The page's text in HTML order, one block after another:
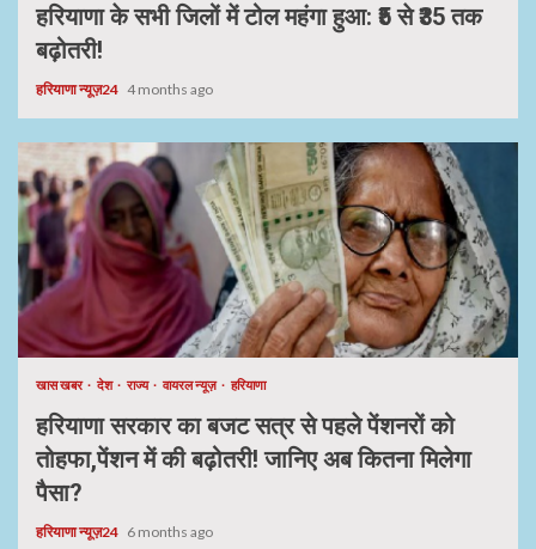
हरियाणा के सभी जिलों में टोल महंगा हुआ: ₹5 से ₹35 तक
बढ़ोतरी!
हरियाणा न्यूज़24 4 months ago
खास खबर देश राज्य वायरल न्यूज़ हरियाणा
हरियाणा सरकार का बजट सत्र से पहले पेंशनरों को
तोहफा,पेंशन में की बढ़ोतरी! जानिए अब कितना मिलेगा
पैसा?
हरियाणा न्यूज़24 6 months ago